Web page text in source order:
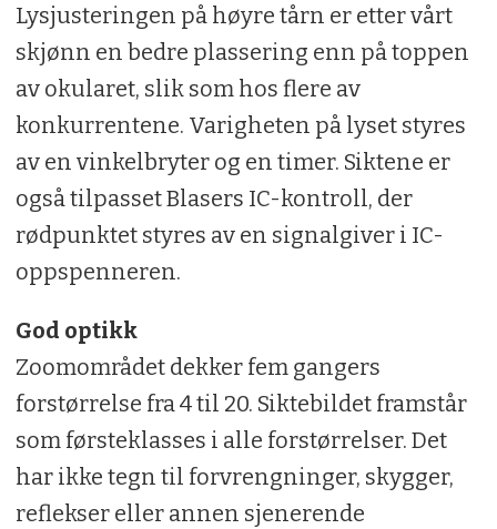
Lysjusteringen på høyre tårn er etter vårt
skjønn en bedre plassering enn på toppen
av okularet, slik som hos flere av
konkurrentene. Varigheten på lyset styres
av en vinkelbryter og en timer. Siktene er
også tilpasset Blasers IC-kontroll, der
rødpunktet styres av en signalgiver i IC-
oppspenneren.
God optikk
Zoomområdet dekker fem gangers
forstørrelse fra 4 til 20. Siktebildet framstår
som førsteklasses i alle forstørrelser. Det
har ikke tegn til forvrengninger, skygger,
reflekser eller annen sjenerende